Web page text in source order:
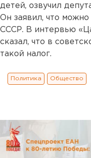
детей, озвучил
Он заявил, что можно
СССР. В интервью
сказал, что в
такой налог.
Политика Общество